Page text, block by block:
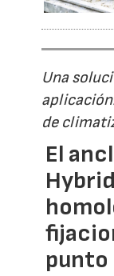
Una
de
El
punto